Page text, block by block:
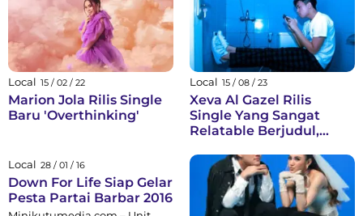
Local 15 / 02 / 22
Marion Jola Rilis Single
Baru 'Overthinking'
Local 15 / 08 / 23
Xeva Al Gazel Rilis
Single Yang Sangat
Relatable Berjudul,
Local 28 / 01 / 16
Down For Life Siap Gelar
Pesta Partai Barbar 2016